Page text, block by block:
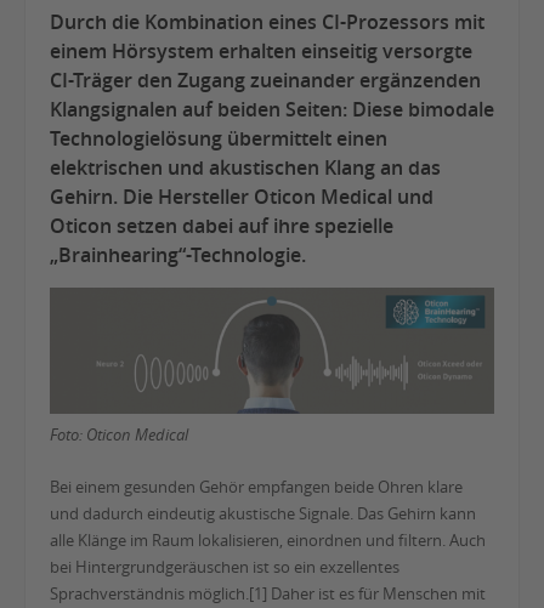
Durch die Kombination eines CI-Prozessors mit
einem Hörsystem erhalten einseitig versorgte
CI-Träger den Zugang zueinander ergänzenden
Klangsignalen auf beiden Seiten: Diese bimodale
Technologielösung übermittelt einen
elektrischen und akustischen Klang an das
Gehirn. Die Hersteller Oticon Medical und
Oticon setzen dabei auf ihre spezielle
„Brainhearing“-Technologie.
Foto: Oticon Medical
Bei einem gesunden Gehör empfangen beide Ohren klare
und dadurch eindeutig akustische Signale. Das Gehirn kann
alle Klänge im Raum lokalisieren, einordnen und filtern. Auch
bei Hintergrundgeräuschen ist so ein exzellentes
Sprachverständnis möglich.[1] Daher ist es für Menschen mit